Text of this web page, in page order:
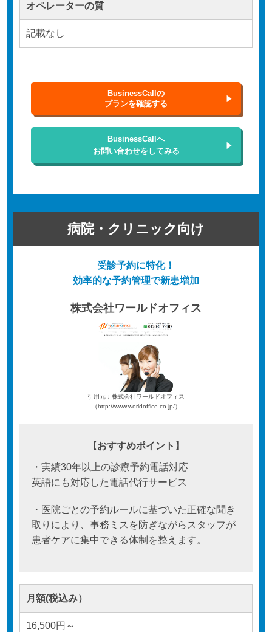
オペレーターの質
記載なし
BusinessCallの
プランを確認する
BusinessCallへ
お問い合わせをしてみる
病院・クリニック向け
受診予約に特化！
効率的な予約管理で新患増加
株式会社ワールドオフィス
引用元：株式会社ワールドオフィス
（http://www.worldoffice.co.jp/）
【おすすめポイント】
・実績30年以上の診療予約電話対応
英語にも対応した電話代行サービス
・医院ごとの予約ルールに基づいた正確な聞き
取りにより、事務ミスを防ぎながらスタッフが
患者ケアに集中できる体制を整えます。
月額(税込み）
16,500円～